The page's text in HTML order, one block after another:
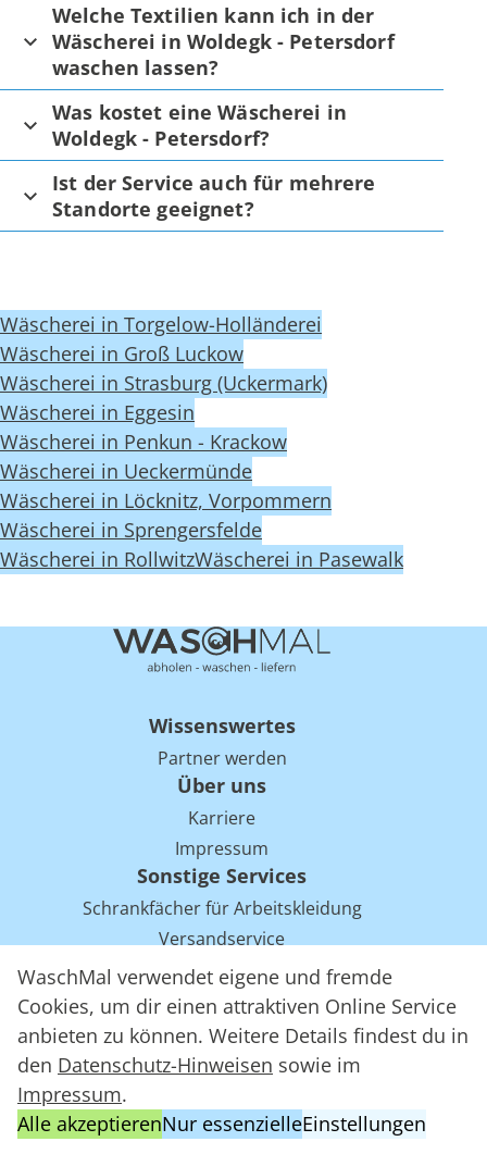
WaschMal verwendet eigene und fremde
Cookies, um dir einen attraktiven Online Service
anbieten zu können. Weitere Details findest du in
den Datenschutz-Hinweisen sowie im
Impressum.
Alle akzeptierenNur essenzielleEinstellungen
Welche Textilien kann ich in der
Wäscherei in Woldegk - Petersdorf
waschen lassen?
Was kostet eine Wäscherei in
Woldegk - Petersdorf?
Ist der Service auch für mehrere
Standorte geeignet?
Wäscherei in Torgelow-Holländerei
Wäscherei in Groß Luckow
Wäscherei in Strasburg (Uckermark)
Wäscherei in Eggesin
Wäscherei in Penkun - Krackow
Wäscherei in Ueckermünde
Wäscherei in Löcknitz, Vorpommern
Wäscherei in Sprengersfelde
Wäscherei in RollwitzWäscherei in Pasewalk
Wissenswertes
Partner werden
Über uns
Karriere
Impressum
Sonstige Services
Schrankfächer für Arbeitskleidung
Versandservice
Einsparpotentiale für Mietwäsche bei Arbeitskleidung
Arbeitskleidung Tracking mit RFID
WaschMal GmbH 2016 – 2026
Datenschutz
Allgemeine Geschäftsbedingungen